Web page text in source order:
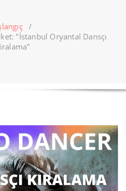
/
"İstanbul Oryantal Dansçı